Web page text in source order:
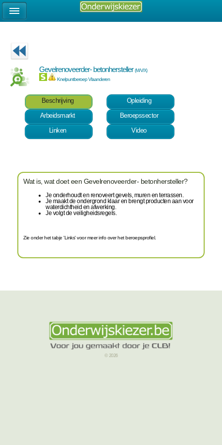
Gevelrenoveerder- betonhersteller(M/V/X)
Knelpuntberoep Vlaanderen
Beschrijving
Opleiding
Arbeidsmarkt
Beroepssector
Linken
Video
Wat is, wat doet een Gevelrenoveerder- betonhersteller?
Je onderhoudt en renoveert gevels, muren en terrassen.
Je maakt de ondergrond klaar en brengt producten aan voor
waterdichtheid en afwerking.
Je volgt de veiligheidsregels.
Zie onder het tabje 'Links' voor meer info over het beroepsprofiel.
© 2026